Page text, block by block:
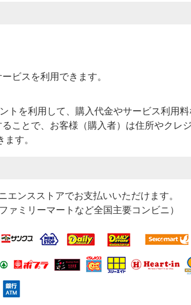
ビスを利用できます。
トを利用して、購入代金やサービス利用
ことで、お客様（購入者）は住所やクレ
す。
エンスストアでお支払いいただけます。
ァミリーマートなど全国主要コンビニ）